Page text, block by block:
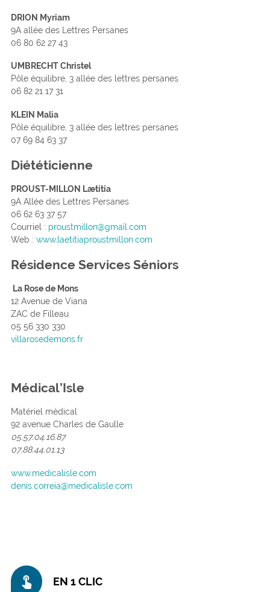
DRION Myriam
9A allée des Lettres Persanes
06 80 62 27 43
UMBRECHT Christel
Pôle équilibre, 3 allée des lettres persanes
06 82 21 17 31
KLEIN Malia
Pôle équilibre, 3 allée des lettres persanes
07 69 84 63 37
Diététicienne
PROUST-MILLON Lætitia
9A Allée des Lettres Persanes
06 62 63 37 57
Courriel : proustmillon@gmail.com
Web : www.laetitiaproustmillon.com
Résidence Services Séniors
La Rose de Mons
12 Avenue de Viana
ZAC de Filleau
05 56 330 330
villarosedemons.fr
Médical’Isle
Matériel médical
92 avenue Charles de Gaulle
05.57.04.16.87
07.88.44.01.13
www.medicalisle.com
denis.correia@medicalisle.com
touch_app EN 1 CLIC